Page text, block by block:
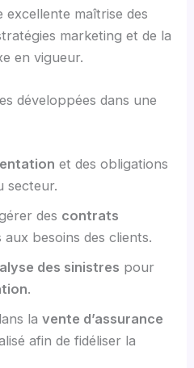
excellente maîtrise des
marketing et de la
en vigueur.
développées dans une
et des obligations
secteur.
des contrats
aux besoins des clients.
des sinistres pour
.
lavente d’assurance
afin de fidéliser la